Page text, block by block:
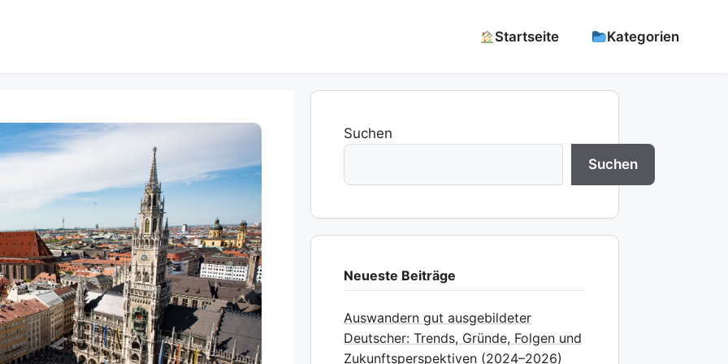
Startseite Kategorien
Suchen
Suchen
Neueste Beiträge
Auswandern gut ausgebildeter
Deutscher: Trends, Gründe, Folgen und
Zukunftsperspektiven (2024–2026)